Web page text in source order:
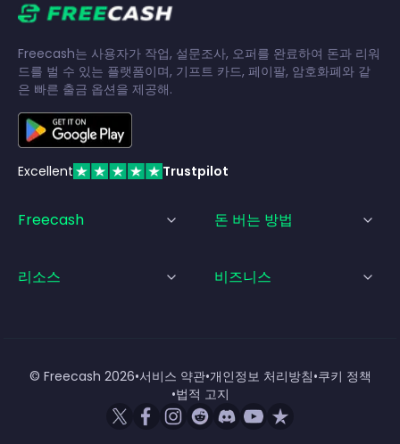
Freecash는 사용자가 작업, 설문조사, 오퍼를 완료하여 돈과 리워
드를 벌 수 있는 플랫폼이며, 기프트 카드, 페이팔, 암호화폐와 같
은 빠른 출금 옵션을 제공해.
Excellent Trustpilot
Freecash 돈 버는 방법
리소스 비즈니스
© Freecash 2026•서비스 약관•개인정보 처리방침•쿠키 정책
•법적 고지